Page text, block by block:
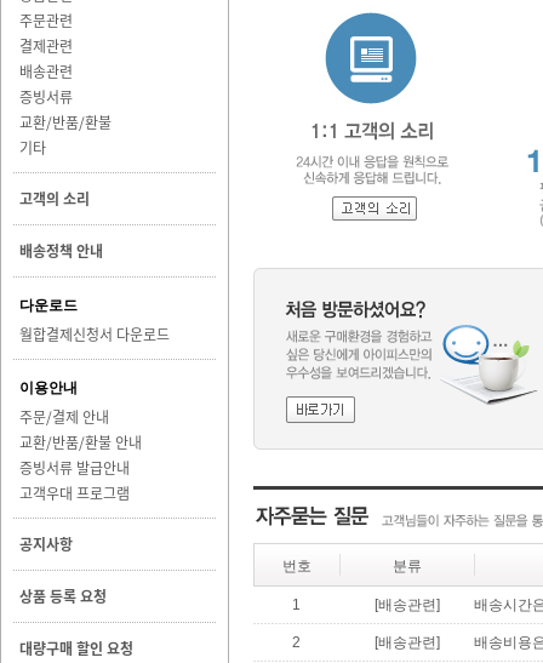
주문관련
결제관련
배송관련
증빙서류
교환/반품/환불
기타
고객의 소리
배송정책 안내
다운로드
월합결제신청서 다운로드
이용안내
주문/결제 안내
교환/반품/환불 안내
증빙서류 발급안내
고객우대 프로그램
공지사항
상품 등록 요청
대량구매 할인 요청
번호 분류
1 [배송관련] 배송시간
2 [배송관련] 배송비용